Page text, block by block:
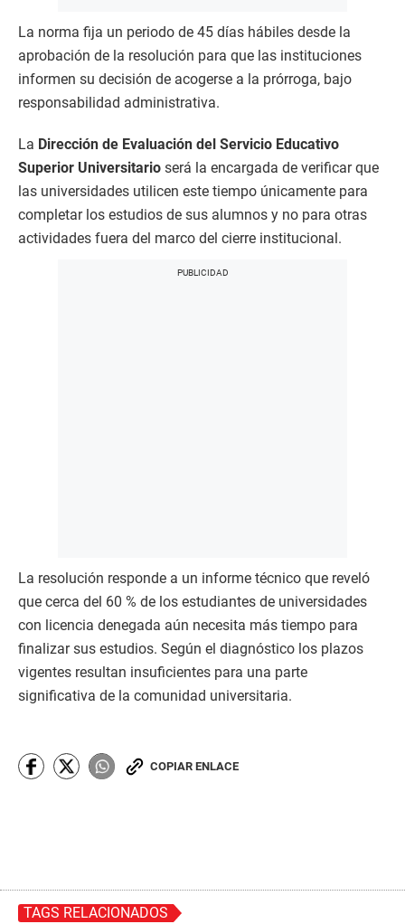
La norma fija un periodo de 45 días hábiles desde la
aprobación de la resolución para que las instituciones
informen su decisión de acogerse a la prórroga, bajo
responsabilidad administrativa.
La Dirección de Evaluación del Servicio Educativo
Superior Universitario será la encargada de verificar que
las universidades utilicen este tiempo únicamente para
completar los estudios de sus alumnos y no para otras
actividades fuera del marco del cierre institucional.
La resolución responde a un informe técnico que reveló
que cerca del 60 % de los estudiantes de universidades
con licencia denegada aún necesita más tiempo para
finalizar sus estudios. Según el diagnóstico los plazos
vigentes resultan insuficientes para una parte
significativa de la comunidad universitaria.
COPIAR ENLACE
TAGS RELACIONADOS